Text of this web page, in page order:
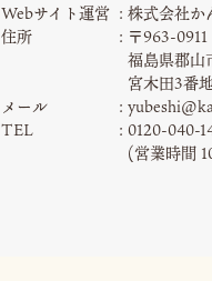
Webサイト運営
株式会社か
住所
〒963-0911
福島県郡山
宮木田3番
メール
TEL
0120-040-
(営業時間